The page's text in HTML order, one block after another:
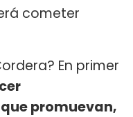
cometer
En primer
promuevan,